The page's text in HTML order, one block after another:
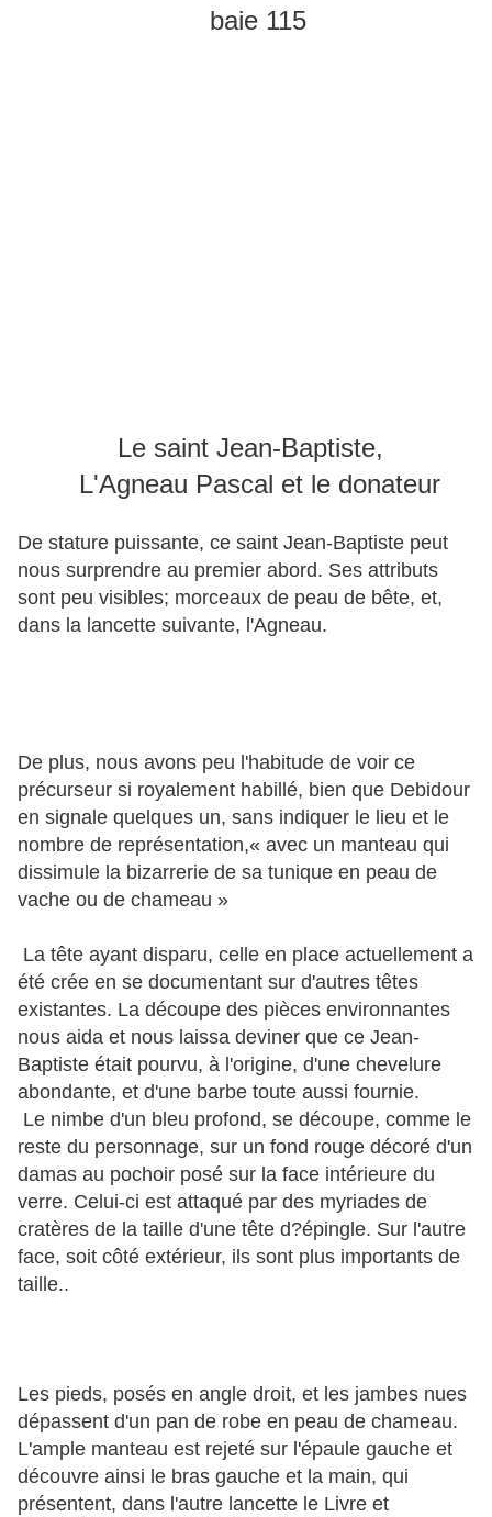
baie 115
Le saint Jean-Baptiste,
L'Agneau Pascal et le donateur
De stature puissante, ce saint Jean-Baptiste peut
nous surprendre au premier abord. Ses attributs
sont peu visibles; morceaux de peau de bête, et,
dans la lancette suivante, l'Agneau.
De plus, nous avons peu l'habitude de voir ce
précurseur si royalement habillé, bien que Debidour
en signale quelques un, sans indiquer le lieu et le
nombre de représentation,« avec un manteau qui
dissimule la bizarrerie de sa tunique en peau de
vache ou de chameau »
La tête ayant disparu, celle en place actuellement a
été crée en se documentant sur d'autres têtes
existantes. La découpe des pièces environnantes
nous aida et nous laissa deviner que ce Jean-
Baptiste était pourvu, à l'origine, d'une chevelure
abondante, et d'une barbe toute aussi fournie.
Le nimbe d'un bleu profond, se découpe, comme le
reste du personnage, sur un fond rouge décoré d'un
damas au pochoir posé sur la face intérieure du
verre. Celui-ci est attaqué par des myriades de
cratères de la taille d'une tête d?épingle. Sur l'autre
face, soit côté extérieur, ils sont plus importants de
taille..
Les pieds, posés en angle droit, et les jambes nues
dépassent d'un pan de robe en peau de chameau.
L'ample manteau est rejeté sur l'épaule gauche et
découvre ainsi le bras gauche et la main, qui
présentent, dans l'autre lancette le Livre et